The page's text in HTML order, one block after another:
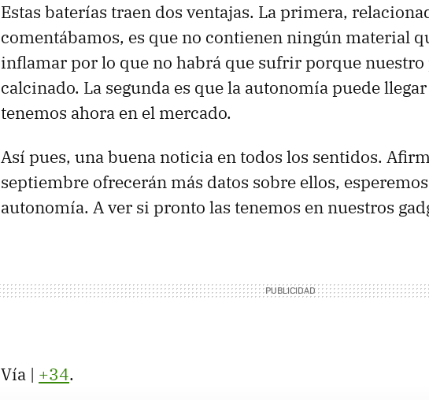
Estas baterías traen dos ventajas. La primera,
comentábamos, es que no contienen ningún material
inflamar por lo que no habrá que sufrir porque
calcinado. La segunda es que la autonomía puede
tenemos ahora en el mercado.
Así pues, una buena noticia en todos los sentidos.
septiembre ofrecerán más datos sobre ellos,
autonomía. A ver si pronto las tenemos en nuestros
Vía | +34.